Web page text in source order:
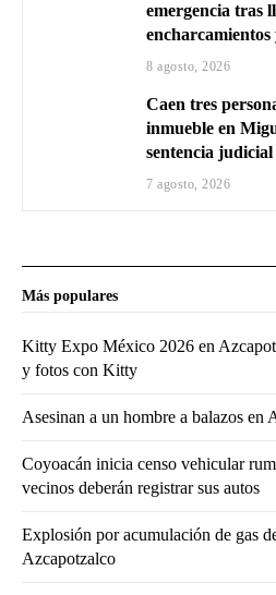
emergencia tras
encharcamientos
8 agosto, 2026
Caen tres
inmueble en
sentencia judicial
7 agosto, 2026
Más populares
Kitty Expo México 2026 en
y fotos con Kitty
Asesinan a un hombre a balazos en
Coyoacán inicia censo vehicular
vecinos deberán registrar sus autos
Explosión por acumulación de gas
Azcapotzalco